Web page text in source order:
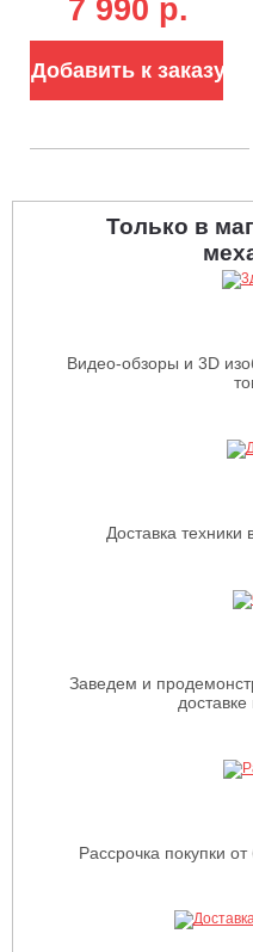
ЗУ (PRC, BL 18V,
Ø115 мм, 1.7 кг)
7 990 p.
Добавить к заказу
Только в
Видео-обзоры и 3D
Доставка техники
Заведем и
Рассрочка покупки